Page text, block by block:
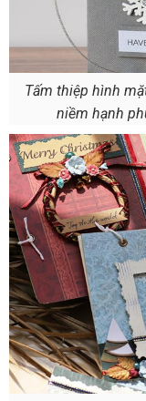
Tấm thiệp hình
niềm hạnh